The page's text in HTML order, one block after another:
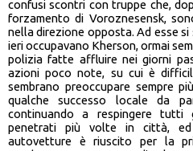
confusi scontri con truppe che,
forzamento di Voroznesensk,
nella direzione opposta. Ad esse
ieri occupavano Kherson, ormai
polizia fatte affluire nei giorni
azioni poco note, su cui è
sembrano preoccupare sempre
qualche successo locale da
continuando a respingere tutti
penetrati più volte in città,
autovetture è riuscito per la